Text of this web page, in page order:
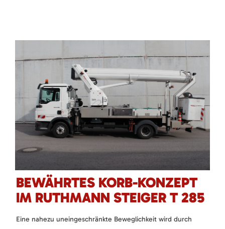
BEWÄHRTES KORB-KONZEPT
IM RUTHMANN STEIGER T 285
Eine nahezu uneingeschränkte Beweglichkeit wird durch